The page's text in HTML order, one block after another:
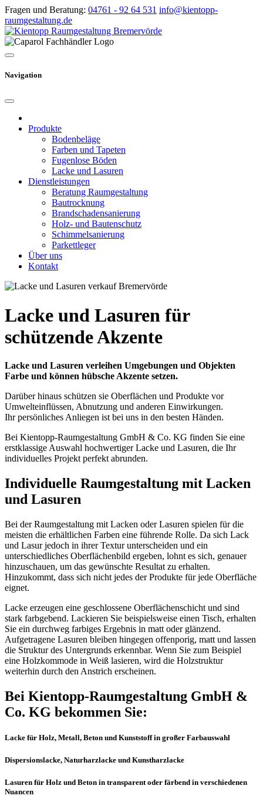
Fragen und Beratung: 04761 - 92 64 531 info@kientopp-
raumgestaltung.de
Navigation
Produkte
Bodenbeläge
Farben und Tapeten
Fugenlose Böden
Lacke und Lasuren
Dienstleistungen
Beratung Raumgestaltung
Bautrocknung
Brandschadensanierung
Holz- und Bautenschutz
Schimmelsanierung
Parkettleger
Über uns
Kontakt
Lacke und Lasuren für
schützende Akzente
Lacke und Lasuren verleihen Umgebungen und Objekten
Farbe und können hübsche Akzente setzen.
Darüber hinaus schützen sie Oberflächen und Produkte vor
Umwelteinflüssen, Abnutzung und anderen Einwirkungen.
Ihr persönliches Anliegen ist bei uns in den besten Händen.
Bei Kientopp-Raumgestaltung GmbH & Co. KG finden Sie eine
erstklassige Auswahl hochwertiger Lacke und Lasuren, die Ihr
individuelles Projekt perfekt abrunden.
Individuelle Raumgestaltung mit Lacken
und Lasuren
Bei der Raumgestaltung mit Lacken oder Lasuren spielen für die
meisten die erhältlichen Farben eine führende Rolle. Da sich Lack
und Lasur jedoch in ihrer Textur unterscheiden und ein
unterschiedliches Oberflächenbild ergeben, lohnt es sich, genauer
hinzuschauen, um das gewünschte Resultat zu erhalten.
Hinzukommt, dass sich nicht jedes der Produkte für jede Oberfläche
eignet.
Lacke erzeugen eine geschlossene Oberflächenschicht und sind
stark farbgebend. Lackieren Sie beispielsweise einen Tisch, erhalten
Sie ein durchweg farbiges Ergebnis in matt oder glänzend.
Aufgetragene Lasuren bleiben hingegen offenporig, matt und lassen
die Struktur des Untergrunds erkennbar. Wenn Sie zum Beispiel
eine Holzkommode in Weiß lasieren, wird die Holzstruktur
weiterhin durch den Anstrich erscheinen.
Bei Kientopp-Raumgestaltung GmbH &
Co. KG bekommen Sie:
Lacke für Holz, Metall, Beton und Kunststoff in großer Farbauswahl
Dispersionslacke, Naturharzlacke und Kunstharzlacke
Lasuren für Holz und Beton in transparent oder färbend in verschiedenen
Nuancen